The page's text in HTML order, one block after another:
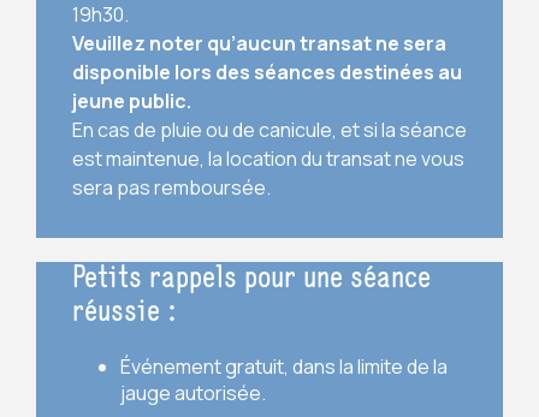
19h30.
Veuillez noter qu’aucun transat ne sera
disponible lors des séances destinées au
jeune public.
En cas de pluie ou de canicule, et si la séance
est maintenue, la location du transat ne vous
sera pas remboursée.
Petits rappels pour une séance
réussie :
Événement gratuit, dans la limite de la
jauge autorisée.